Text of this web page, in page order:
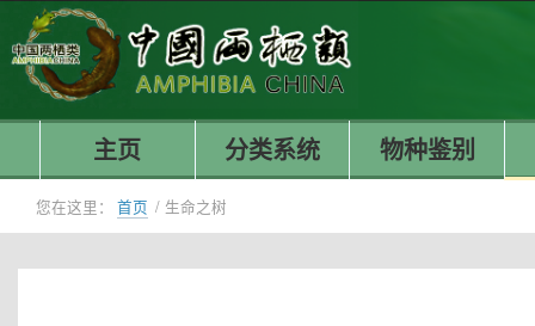
主页 分类系统 物种鉴别
您在这里： 首页 / 生命之树